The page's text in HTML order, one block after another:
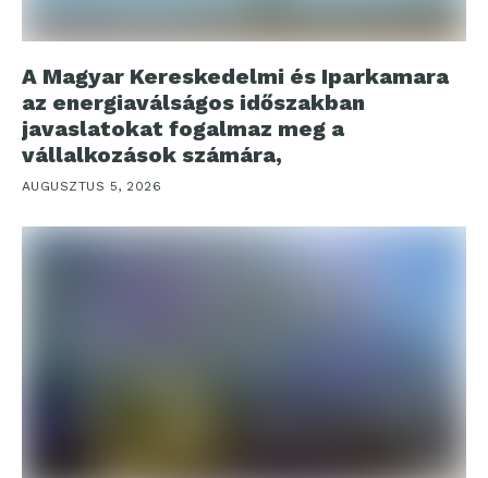
A Magyar Kereskedelmi és Iparkamara
az energiaválságos időszakban
javaslatokat fogalmaz meg a
vállalkozások számára,
AUGUSZTUS 5, 2026